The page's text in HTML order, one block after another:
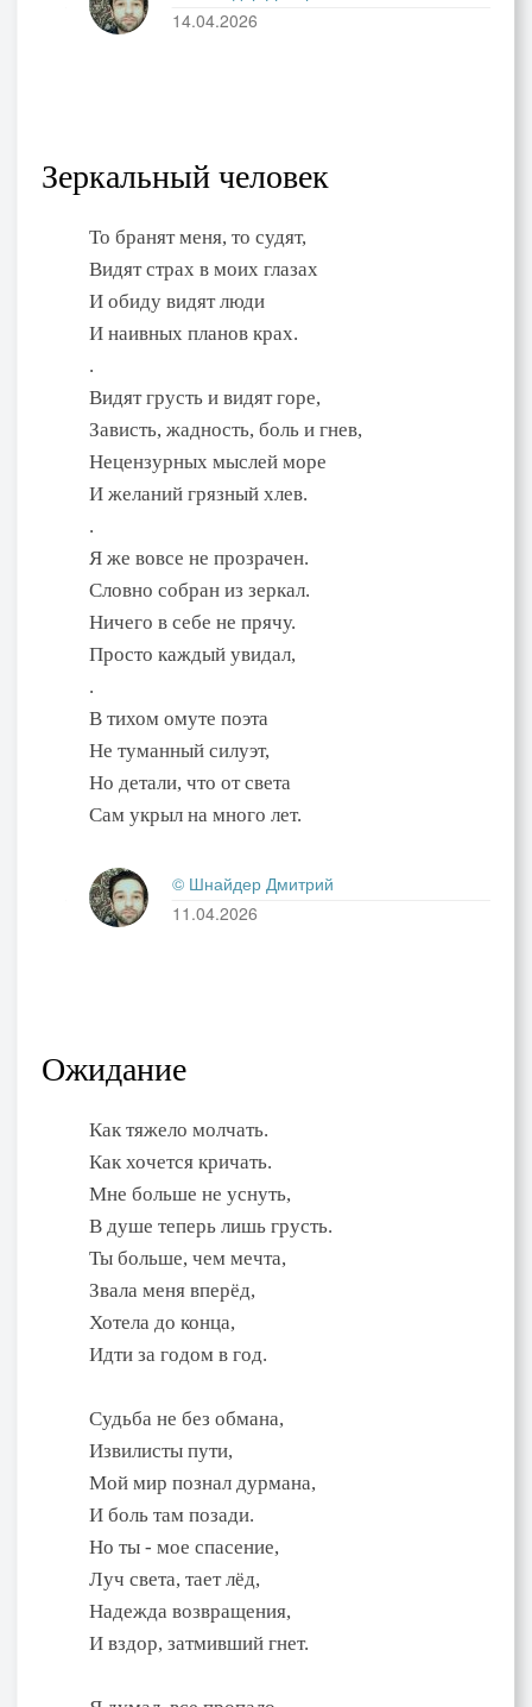
14.04.2026
Зеркальный человек
То бранят меня, то судят,
Видят страх в моих глазах
И обиду видят люди
И наивных планов крах.
.
Видят грусть и видят горе,
Зависть, жадность, боль и гнев,
Нецензурных мыслей море
И желаний грязный хлев.
.
Я же вовсе не прозрачен.
Словно собран из зеркал.
Ничего в себе не прячу.
Просто каждый увидал,
.
В тихом омуте поэта
Не туманный силуэт,
Но детали, что от света
Сам укрыл на много лет.
© Шнайдер Дмитрий
11.04.2026
Ожидание
Как тяжело молчать.
Как хочется кричать.
Мне больше не уснуть,
В душе теперь лишь грусть.
Ты больше, чем мечта,
Звала меня вперёд,
Хотела до конца,
Идти за годом в год.
Судьба не без обмана,
Извилисты пути,
Мой мир познал дурмана,
И боль там позади.
Но ты - мое спасение,
Луч света, тает лёд,
Надежда возвращения,
И вздор, затмивший гнет.